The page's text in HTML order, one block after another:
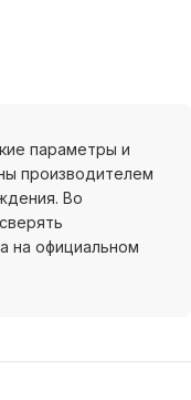
параметры и
производителем
Во
на официальном